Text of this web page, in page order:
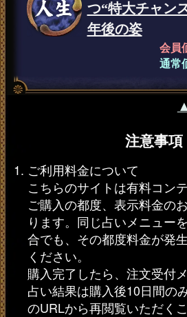
つ“特大チャン
年後の姿
会員
通常
注意事項
ご利用料金について
こちらのサイトは有料コン
ご購入の都度、表示料金の
ります。同じ占いメニュー
合でも、その都度料金が発
ください。
購入完了したら、注文受付
占い結果は購入後10日間の
のURLから再閲覧いただく